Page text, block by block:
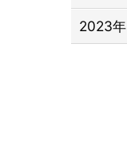
2023年